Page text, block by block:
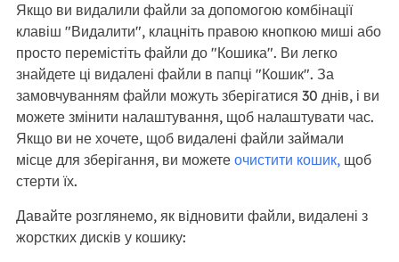
Якщо ви видалили файли за допомогою комбінації
клавіш "Видалити", клацніть правою кнопкою миші або
просто перемістіть файли до "Кошика". Ви легко
знайдете ці видалені файли в папці "Кошик". За
замовчуванням файли можуть зберігатися 30 днів, і ви
можете змінити налаштування, щоб налаштувати час.
Якщо ви не хочете, щоб видалені файли займали
місце для зберігання, ви можете очистити кошик,щоб
стерти їх.
Давайте розглянемо, як відновити файли, видалені з
жорстких дисків у кошику: